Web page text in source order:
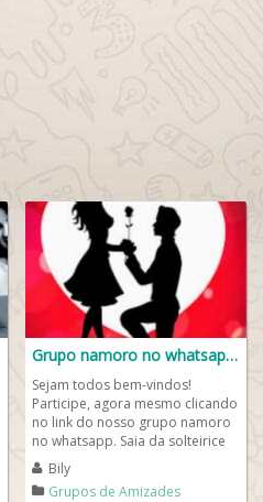
Grupo namoro no whatsapp💑
Sejam todos bem-vindos!
Participe, agora mesmo clicando
no link do nosso grupo namoro
no whatsapp. Saia da solteirice
agora mesmo, entrando em
nosso de whats...
Bily
Grupos de Amizades